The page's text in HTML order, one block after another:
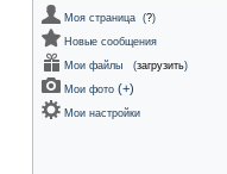
Моя страница (?)
Новые сообщения
Мои файлы
(загрузить)
Мои фото (+)
Мои настройки